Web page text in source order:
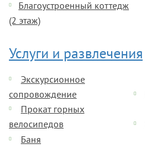
Благоустроенный коттедж
(2 этаж)
Услуги и развлечения
Экскурсионное
сопровождение
Прокат горных
велосипедов
Баня